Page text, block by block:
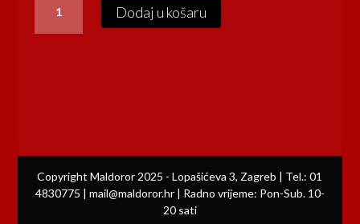
UNGOL
Dark
Dodaj u košaru
Copyright Maldoror 2025 - Lopašićeva 3, Zagreb | Tel.: 01
4830775 | mail@maldoror.hr | Radno vrijeme: Pon-Sub. 10-
20 sati